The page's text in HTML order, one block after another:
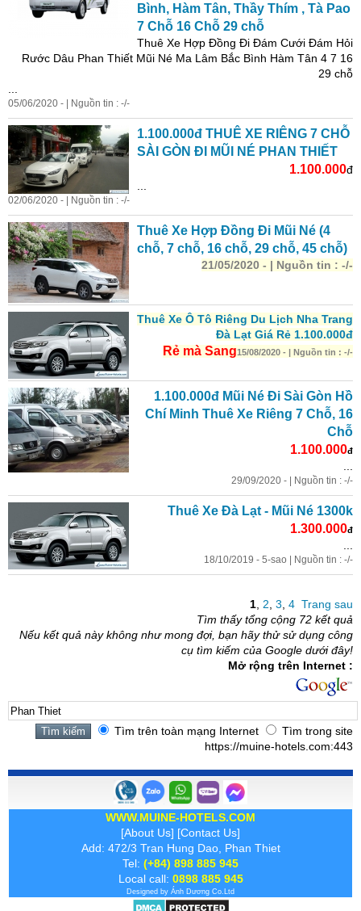
Bình, Hàm Tân, Thầy Thím , Tà Pao
7 Chỗ 16 Chỗ 29 chỗ
Thuê Xe Hợp Đồng Đi Đám Cưới Đám Hỏi
Rước Dâu Phan Thiết Mũi Né Ma Lâm Bắc Bình Hàm Tân 4 7 16
29 chỗ
05/06/2020 - | Nguồn tin : -/-
1.100.000đ THUÊ XE RIÊNG 7 CHỖ
SÀI GÒN ĐI MŨI NÉ PHAN THIẾT
1.100.000đ
02/06/2020 - | Nguồn tin : -/-
Thuê Xe Hợp Đồng Đi Mũi Né (4
chỗ, 7 chỗ, 16 chỗ, 29 chỗ, 45 chỗ)
21/05/2020 - | Nguồn tin : -/-
Thuê Xe Ô Tô Riêng Du Lịch Nha Trang
Đà Lạt Giá Rẻ 1.100.000đ
Rẻ mà Sang15/08/2020 - | Nguồn tin : -/-
1.100.000đ Mũi Né Đi Sài Gòn Hồ
Chí Minh Thuê Xe Riêng 7 Chỗ, 16
Chỗ
1.100.000đ
29/09/2020 - | Nguồn tin : -/-
Thuê Xe Đà Lạt - Mũi Né 1300k
1.300.000đ
18/10/2019 - 5-sao | Nguồn tin : -/-
1 2 3 4 Trang sau
Tìm thấy tổng cộng 72 kết quả
Nếu kết quả này không như mong đợi, bạn hãy thử sử dụng công
cụ tìm kiếm của Google dưới đây!
Mở rộng trên Internet :
Tìm trên toàn mạng Internet
Tìm trong site
https://muine-hotels.com:443
WWW.MUINE-HOTELS.COM
[About Us] [Contact Us]
Add: 472/3 Tran Hung Dao, Phan Thiet
Tel: (+84) 898 885 945
Local call: 0898 885 945
Designed by Ánh Dương Co.Ltd